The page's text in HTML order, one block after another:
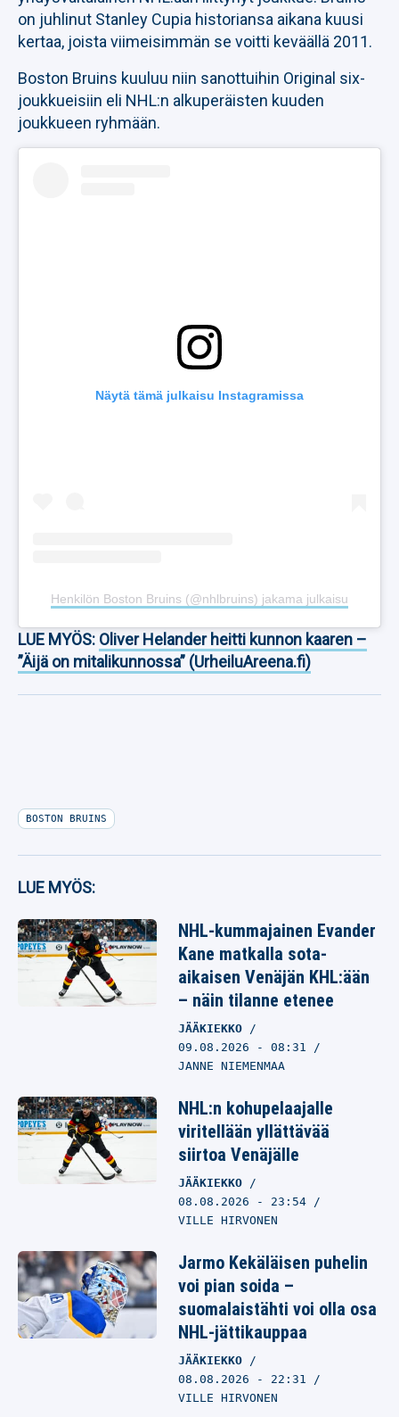
on juhlinut Stanley Cupia historiansa aikana kuusi
kertaa, joista viimeisimmän se voitti keväällä 2011.
Boston Bruins kuuluu niin sanottuihin Original six-
joukkueisiin eli NHL:n alkuperäisten kuuden
joukkueen ryhmään.
Näytä tämä julkaisu Instagramissa
Henkilön Boston Bruins (@nhlbruins) jakama julkaisu
LUE MYÖS: Oliver Helander heitti kunnon kaaren –
”Äijä on mitalikunnossa” (UrheiluAreena.fi)
BOSTON BRUINS
LUE MYÖS:
NHL-kummajainen Evander
Kane matkalla sota-
aikaisen Venäjän KHL:ään
– näin tilanne etenee
JÄÄKIEKKO
09.08.2026 - 08:31
JANNE NIEMENMAA
NHL:n kohupelaajalle
viritellään yllättävää
siirtoa Venäjälle
JÄÄKIEKKO
08.08.2026 - 23:54
VILLE HIRVONEN
Jarmo Kekäläisen puhelin
voi pian soida –
suomalaistähti voi olla osa
NHL-jättikauppaa
JÄÄKIEKKO
08.08.2026 - 22:31
VILLE HIRVONEN